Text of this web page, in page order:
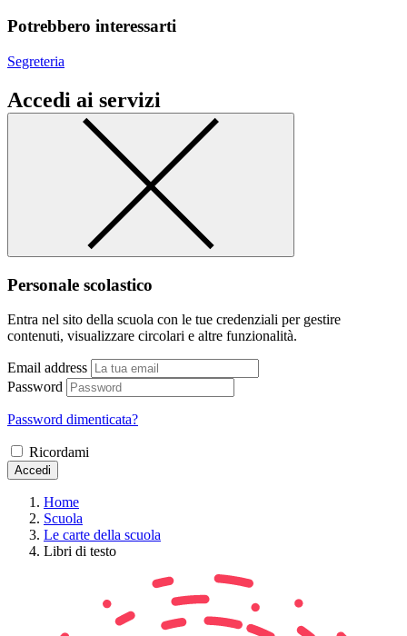
Potrebbero interessarti
Segreteria
Accedi ai servizi
Personale scolastico
Entra nel sito della scuola con le tue credenziali per gestire
contenuti, visualizzare circolari e altre funzionalità.
Email address
Password
Password dimenticata?
Ricordami
Accedi
Home
Scuola
Le carte della scuola
Libri di testo